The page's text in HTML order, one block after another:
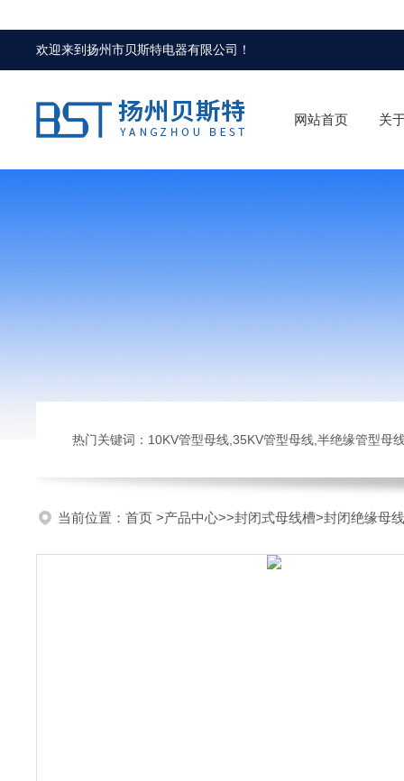
欢迎来到扬州市贝斯特电器有限公司 ！
网站首页 关
热门关键词：10KV管型母线,35KV管型母线,半绝缘管型母
当前位置： 首页 >产品中心>>封闭式母线槽>封闭绝缘母线